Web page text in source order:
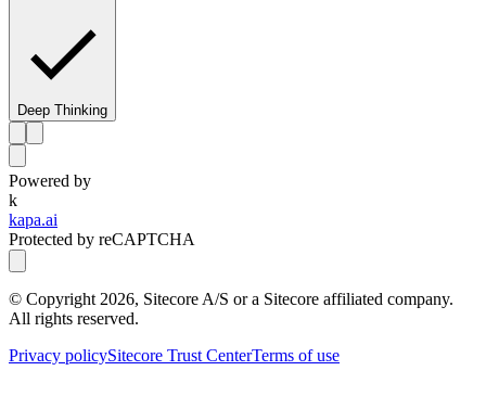
Deep Thinking
Powered by
k
kapa.ai
Protected by reCAPTCHA
© Copyright 2026, Sitecore A/S or a Sitecore affiliated company.
All rights reserved.
Privacy policySitecore Trust CenterTerms of use